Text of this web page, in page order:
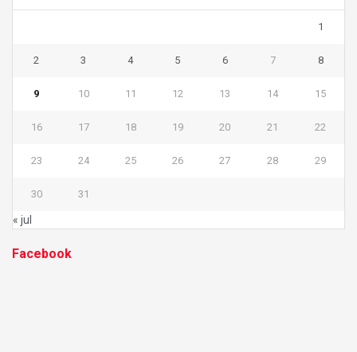
1
2 3 4 5 6 7 8
9 10 11 12 13 14 15
16 17 18 19 20 21 22
23 24 25 26 27 28 29
30 31
« jul
Facebook